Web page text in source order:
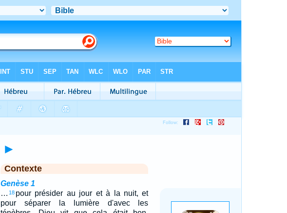
►
Contexte
Genèse 1
… 18 pour présider au jour et à la nuit, et
pour séparer la lumière d'avec les